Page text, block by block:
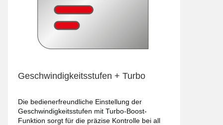
Geschwindigkeitsstufen + Turbo
Die bedienerfreundliche Einstellung der
Geschwindigkeitsstufen mit Turbo-Boost-
Funktion sorgt für die präzise Kontrolle bei all